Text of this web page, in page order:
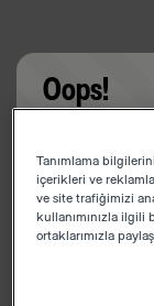
Oops!
app
Tanımlama
içerikleri ve
ve site trafiğimizi
kullanımınızla ilgili
ortaklarımızla